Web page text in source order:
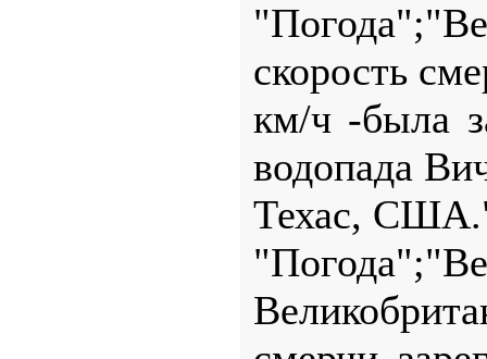
скорость
км/ч -была
водопада
Техас,